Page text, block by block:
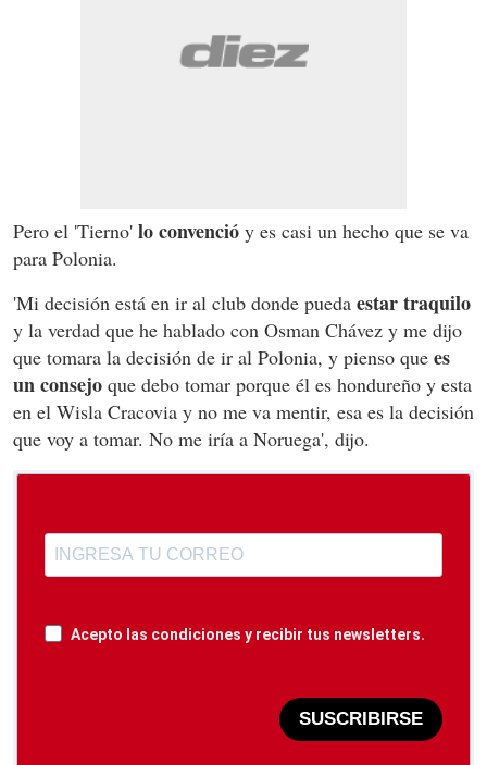
Pero el 'Tierno' lo convenció y es casi un hecho que se va
para Polonia.
'Mi decisión está en ir al club donde pueda estar traquilo
y la verdad que he hablado con Osman Chávez y me dijo
que tomara la decisión de ir al Polonia, y pienso que es
un consejo que debo tomar porque él es hondureño y esta
en el Wisla Cracovia y no me va mentir, esa es la decisión
que voy a tomar. No me iría a Noruega', dijo.
Acepto las condiciones y recibir tus newsletters.
SUSCRIBIRSE